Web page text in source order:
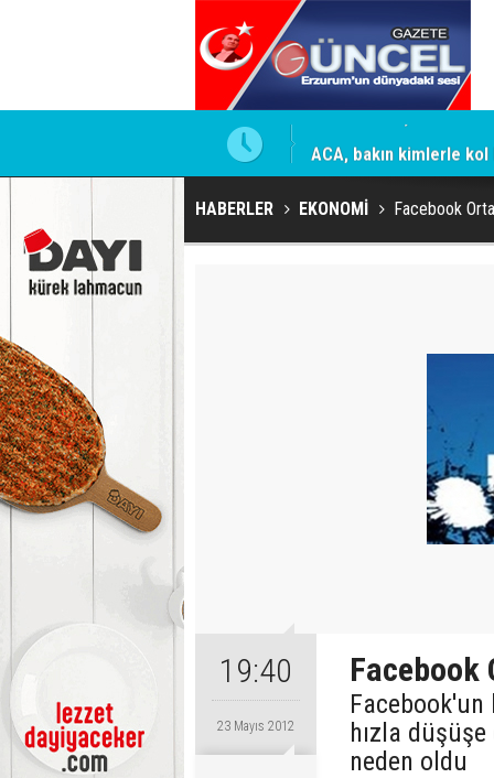
ACA, bakın kimlerle kol
HABERLER EKONOMİ Facebook
19:40
23 Mayıs 2012
Facebook
hızla
neden oldu